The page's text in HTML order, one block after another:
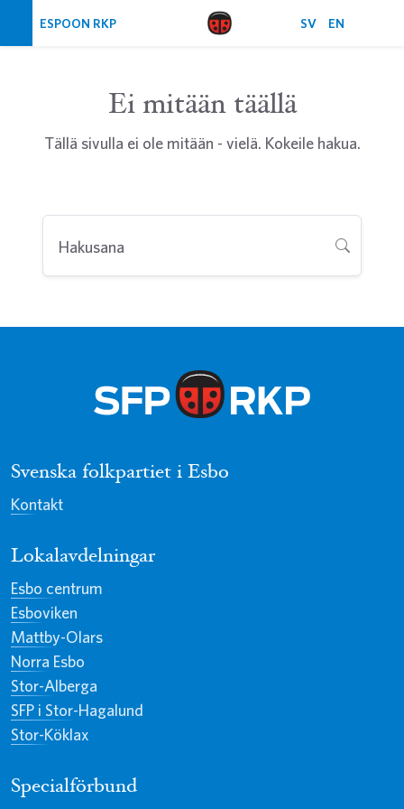
ESPOON RKP EN
SV
Ei mitään täällä
Tällä sivulla ei ole mitään - vielä. Kokeile hakua.
Hakusana
Svenska folkpartiet i Esbo
Kontakt
Lokalavdelningar
Esbo centrum
Esboviken
Mattby-Olars
Norra Esbo
Stor-Alberga
SFP i Stor-Hagalund
Stor-Köklax
Specialförbund